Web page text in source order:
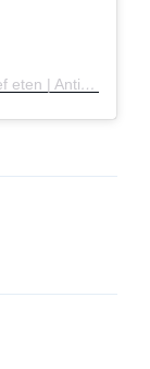
A post shared by Simone | Coach | Intuïtief eten | Antidieet | Eetbuien (@simone_den_hartog)